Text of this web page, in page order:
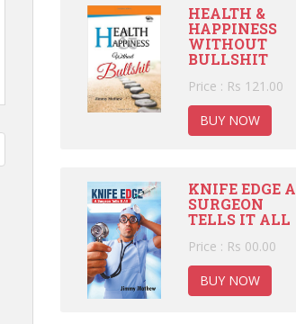
HEALTH &
HAPPINESS
WITHOUT
BULLSHIT
Price : Rs 121.00
BUY NOW
KNIFE EDGE A
SURGEON
TELLS IT ALL
Price : Rs 00.00
BUY NOW